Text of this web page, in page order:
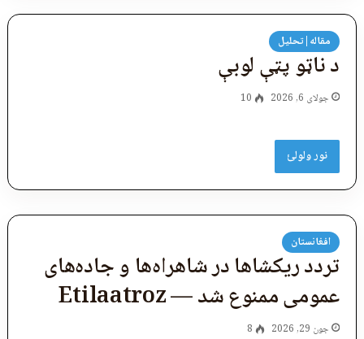
مقاله|تحلیل
د ناټو پټې لوبې
جولای 6, 2026 10
نور ولولئ
افغانستان
تردد ریکشاها در شاهراه‌ها و جاده‌های
عمومی ممنوع شد — Etilaatroz
جون 29, 2026 8